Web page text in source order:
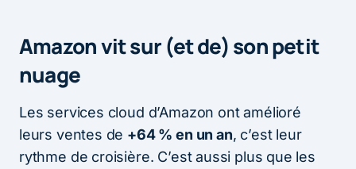
Amazon vit sur (et de) son petit
nuage
Les services cloud d’Amazon ont amélioré
leurs ventes de +64 % en un an, c’est leur
rythme de croisière. C’est aussi plus que les